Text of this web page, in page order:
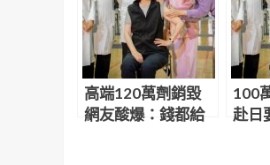
高端120萬劑銷毀
網友酸爆：錢都給
100
赴日